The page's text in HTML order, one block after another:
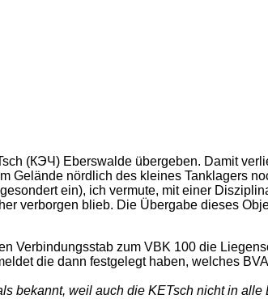
(КЭЧ) Eberswalde übergeben. Damit
Gelände nördlich des kleines Tanklagers
ein), ich vermute, mit einer
verborgen blieb. Die Übergabe dieses
Verbindungsstab zum VBK 100 die
die dann festgelegt haben, welches
bekannt, weil auch die KETsch nicht in